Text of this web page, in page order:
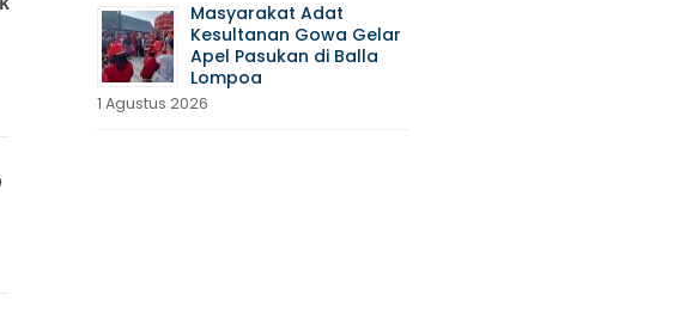
Masyarakat Adat
Kesultanan Gowa Gelar
Apel Pasukan di Balla
Lompoa
1 Agustus 2026